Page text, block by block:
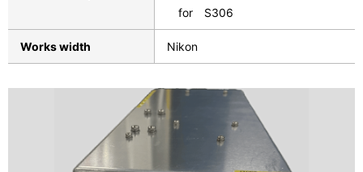
for S306
Works width Nikon